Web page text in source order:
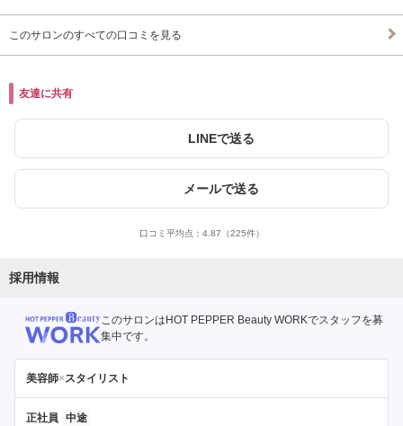
このサロンのすべての口コミを見る
友達に共有
LINEで送る
メールで送る
口コミ平均点： 4.87 （225件）
採用情報
このサロンはHOT PEPPER Beauty WORKでスタッフを募
集中です。
美容師×スタイリスト
正社員